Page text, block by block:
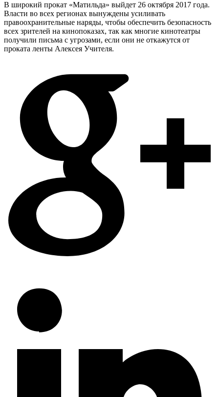
В широкий прокат «Матильда» выйдет 26 октября 2017 года.
Власти во всех регионах вынуждены усиливать
правоохранительные наряды, чтобы обеспечить безопасность
всех зрителей на кинопоказах, так как многие кинотеатры
получили письма с угрозами, если они не откажутся от
проката ленты Алексея Учителя.